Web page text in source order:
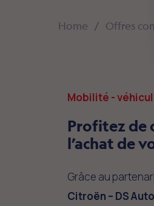
Home Offres
Mobilité -
Profitez de
l’achat de
Grâce au
Citroën – DS